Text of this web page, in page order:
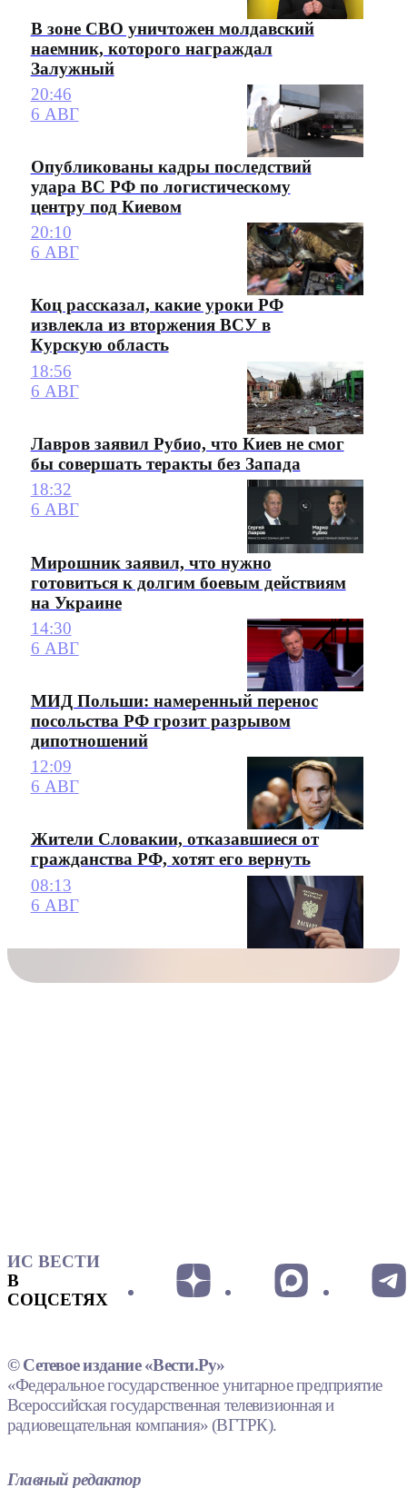
В зоне СВО уничтожен молдавский
наемник, которого награждал
Залужный
20:46
6 АВГ
Опубликованы кадры последствий
удара ВС РФ по логистическому
центру под Киевом
20:10
6 АВГ
Коц рассказал, какие уроки РФ
извлекла из вторжения ВСУ в
Курскую область
18:56
6 АВГ
Лавров заявил Рубио, что Киев не смог
бы совершать теракты без Запада
18:32
6 АВГ
Мирошник заявил, что нужно
готовиться к долгим боевым действиям
на Украине
14:30
6 АВГ
МИД Польши: намеренный перенос
посольства РФ грозит разрывом
дипотношений
12:09
6 АВГ
Жители Словакии, отказавшиеся от
гражданства РФ, хотят его вернуть
08:13
6 АВГ
ИС ВЕСТИ
В
СОЦСЕТЯХ
© Сетевое издание «Вести.Ру»
«Федеральное государственное унитарное предприятие
Всероссийская государственная телевизионная и
радиовещательная компания» (ВГТРК).
Главный редактор